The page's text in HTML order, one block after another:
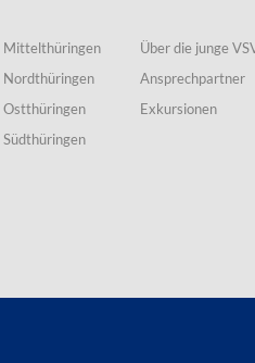
Mittelthüringen
Nordthüringen
Ostthüringen
Südthüringen
Über die junge
Ansprechpartner
Exkursionen